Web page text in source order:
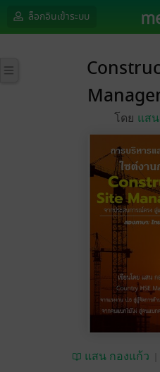
ล็อกอินเข้าระบบ
โดย แส
แสน กองแก้ว